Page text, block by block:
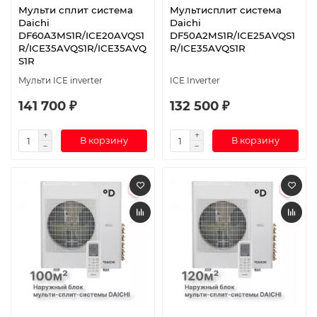
Мульти сплит система
Daichi
DF60A3MS1R/ICE20AVQS1
R/ICE35AVQS1R/ICE35AVQ
S1R
Мульти ICE inverter
141 700 ₽
В корзину
Мультисплит система
Daichi
DF50A2MS1R/ICE25AVQS1
R/ICE35AVQS1R
ICE Inverter
132 500 ₽
В корзину